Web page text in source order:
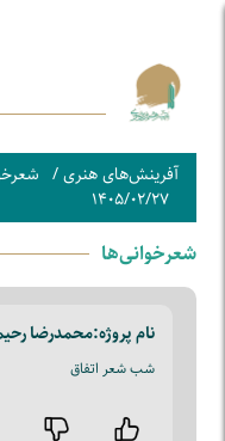
آفرینش‌های هنری/
۱۴۰۵/۰۲/۲۷
شعرخوانی‌ها
نام پروژه:محمدرضا
شب شعر اتفاق